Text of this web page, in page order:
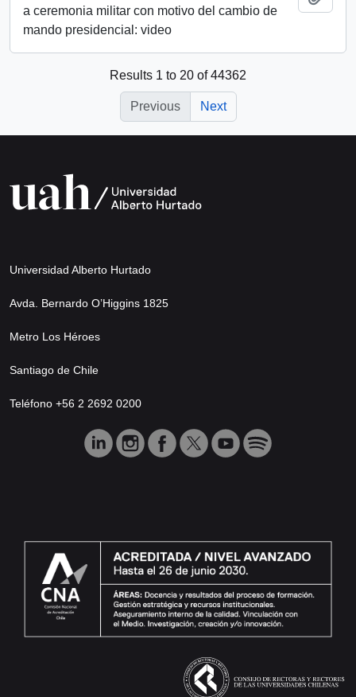
a ceremonia militar con motivo del cambio de
mando presidencial: video
Results 1 to 20 of 44362
Previous Next
Universidad Alberto Hurtado
Avda. Bernardo O’Higgins 1825
Metro Los Héroes
Santiago de Chile
Teléfono +56 2 2692 0200